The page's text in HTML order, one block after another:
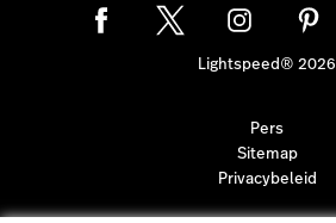
Lightspeed® 2026
Pers
Sitemap
Privacybeleid